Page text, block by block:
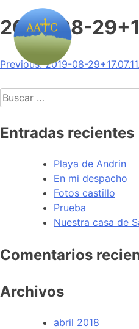
2019-08-
Navegación
de
entradas
Previous: 2019-08-
Buscar:
Entradas recientes
Playa de Andrin
En mi despacho
Fotos castillo
Prueba
Nuestra casa de
Comentarios
Archivos
abril 2018